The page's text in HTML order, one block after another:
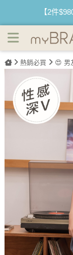
誘惑邊界｜性感
【最低3
【優惠68
【買內衣
【首購優
【夏日滿
【父
熱銷必買 😍 男